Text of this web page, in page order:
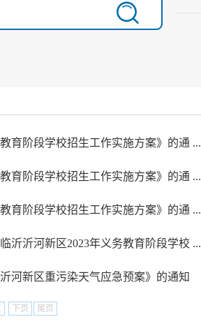
育阶段学校招生工作实施方案》的通 ...
育阶段学校招生工作实施方案》的通 ...
育阶段学校招生工作实施方案》的通 ...
沂沂河新区2023年义务教育阶段学校 ...
河新区重污染天气应急预案》的通知
下页 尾页